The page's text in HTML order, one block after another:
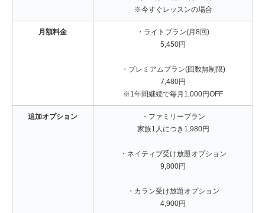
※今すぐレッスンの場合
月額料金
・ライトプラン(月8回)
5,450円
・プレミアムプラン(回数無制限)
7,480円
※1年間継続で毎月1,000円OFF
追加オプション
・ファミリープラン
家族1人につき1,980円
・ネイティブ受け放題オプション
9,800円
・カラン受け放題オプション
4,900円